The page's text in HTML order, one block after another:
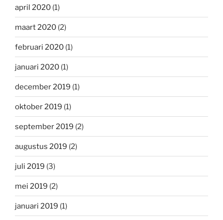
april 2020 (1)
maart 2020 (2)
februari 2020 (1)
januari 2020 (1)
december 2019 (1)
oktober 2019 (1)
september 2019 (2)
augustus 2019 (2)
juli 2019 (3)
mei 2019 (2)
januari 2019 (1)